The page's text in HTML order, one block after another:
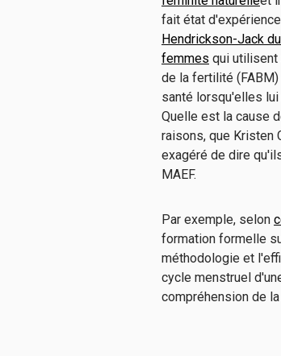
fait état
Hendrickson-Jack
femmes qui utilisent
de la fertilité (FABM)
santé lorsqu'elles
Quelle est la cause
raisons, que Kristen
exagéré de dire
MAEF.
Par exemple, selon
formation formelle
méthodologie et
cycle menstruel
compréhension de